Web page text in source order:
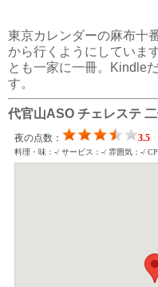
東京カレンダーの麻布十
から行くようにしていま
とも一家に一冊。Kindle
す。
代官山ASO チェレステ